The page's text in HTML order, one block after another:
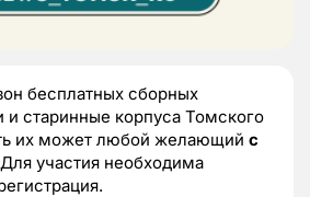
бесплатных сборных
и старинные корпуса Томского
их может любой желающий с
участия необходима